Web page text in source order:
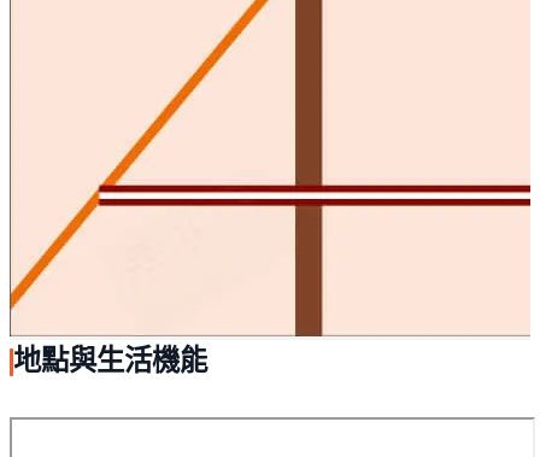
地點與生活機能